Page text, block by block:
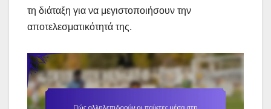
τη διάταξη για να μεγιστοποιήσουν την
αποτελεσματικότητά της.